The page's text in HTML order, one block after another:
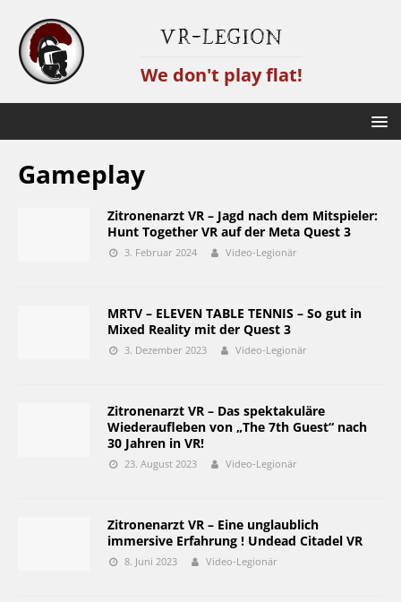
VR-Legion
We don't play flat!
Gameplay
Zitronenarzt VR – Jagd nach dem Mitspieler:
Hunt Together VR auf der Meta Quest 3
3. Februar 2024 Video-Legionär
MRTV – ELEVEN TABLE TENNIS – So gut in
Mixed Reality mit der Quest 3
3. Dezember 2023 Video-Legionär
Zitronenarzt VR – Das spektakuläre
Wiederaufleben von „The 7th Guest“ nach
30 Jahren in VR!
23. August 2023 Video-Legionär
Zitronenarzt VR – Eine unglaublich
immersive Erfahrung ! Undead Citadel VR
8. Juni 2023 Video-Legionär